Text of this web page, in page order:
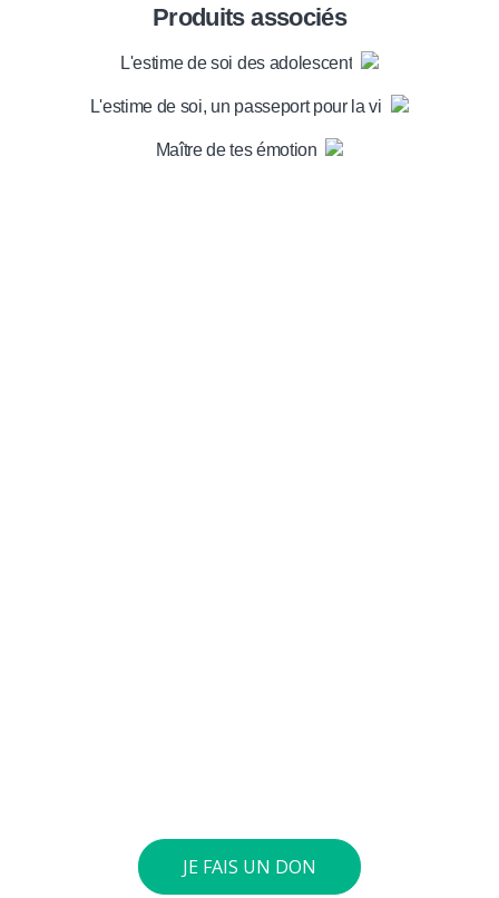
Produits associés
L'estime de soi des adolescents
L'estime de soi, un passeport pour la vie
Maître de tes émotions
JE FAIS UN DON